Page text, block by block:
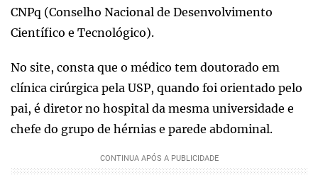
CNPq (Conselho Nacional de Desenvolvimento
Científico e Tecnológico).
No site, consta que o médico tem doutorado em
clínica cirúrgica pela USP, quando foi orientado pelo
pai, é diretor no hospital da mesma universidade e
chefe do grupo de hérnias e parede abdominal.